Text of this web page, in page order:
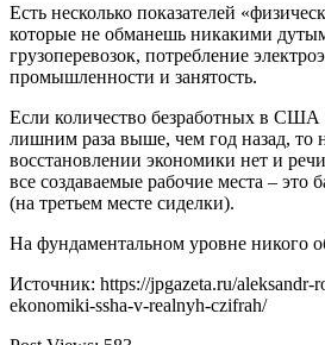
Есть несколько показателей
которые не обманешь никакими
грузоперевозок, потребление
промышленности и занятость.
Если количество безработных в
лишним раза выше, чем год назад, то
восстановлении экономики нет и
все создаваемые рабочие места –
(на третьем месте сиделки).
На фундаментальном уровне никого
Источник: https://jpgazeta.ru/aleksandr-
ekonomiki-ssha-v-realnyh-czifrah/